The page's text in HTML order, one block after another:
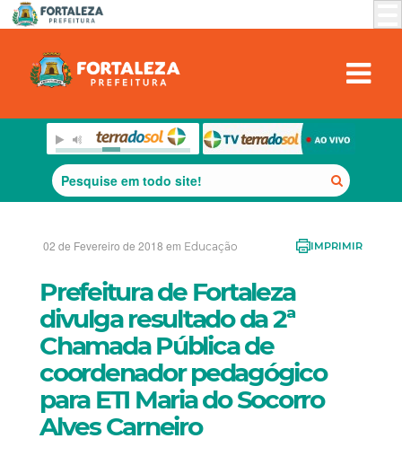
02 de Fevereiro de 2018 em Educação IMPRIMIR
Prefeitura de Fortaleza
divulga resultado da 2ª
Chamada Pública de
coordenador pedagógico
para ETI Maria do Socorro
Alves Carneiro